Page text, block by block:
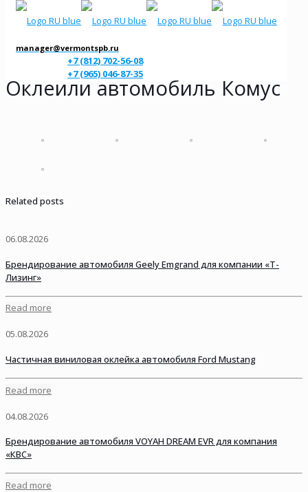
manager@vermontspb.ru
+7 (812) 702-56-08
+7 (965) 046-87-35
Оклеили автомобиль Комус
Related posts
06.08.2026
Брендирование автомобиля Geely Emgrand для компании «Т-
Лизинг»
Read more
05.08.2026
Частичная виниловая оклейка автомобиля Ford Mustang
Read more
04.08.2026
Брендирование автомобиля VOYAH DREAM EVR для компания
«КВС»
Read more